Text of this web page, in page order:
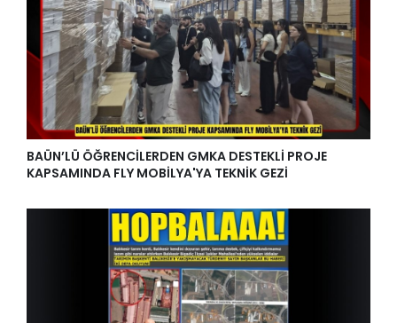
BAÜN’LÜ ÖĞRENCİLERDEN GMKA DESTEKLİ PROJE
KAPSAMINDA FLY MOBİLYA'YA TEKNİK GEZİ